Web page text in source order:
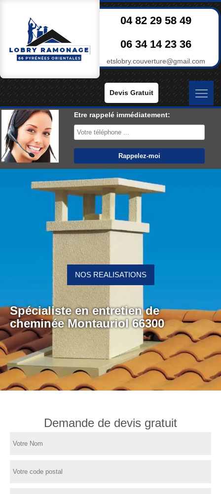
04 82 29 58 49
06 34 14 23 36
etslobry.couverture@gmail.com
Devis Gratuit
Etre rappelé immédiatement:
Spécialiste en entretien de
cheminée Montauriol 66300
NOS REALISATIONS
Demande de devis gratuit